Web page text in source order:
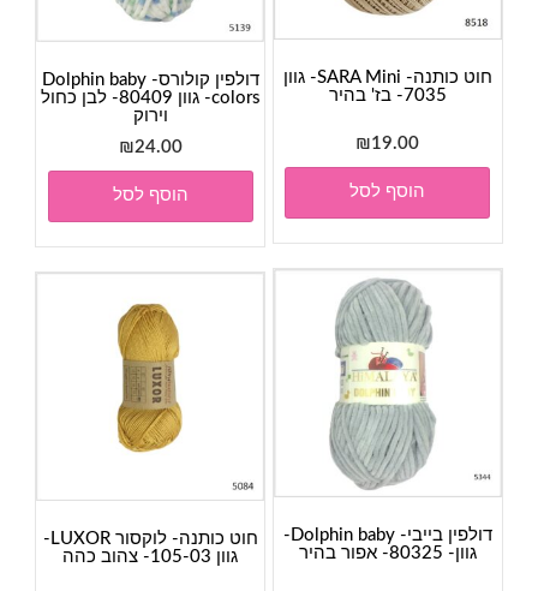
חוט כותנה- SARA Mini- גוון
7035- בז' בהיר
₪19.00
הוסף לסל
דולפין קולורס- Dolphin baby
colors- גוון 80409- לבן כחול
וירוק
₪24.00
הוסף לסל
דולפין בייבי- Dolphin baby-
גוון- 80325- אפור בהיר
חוט כותנה- לוקסור LUXOR-
גוון 105-03- צהוב כהה